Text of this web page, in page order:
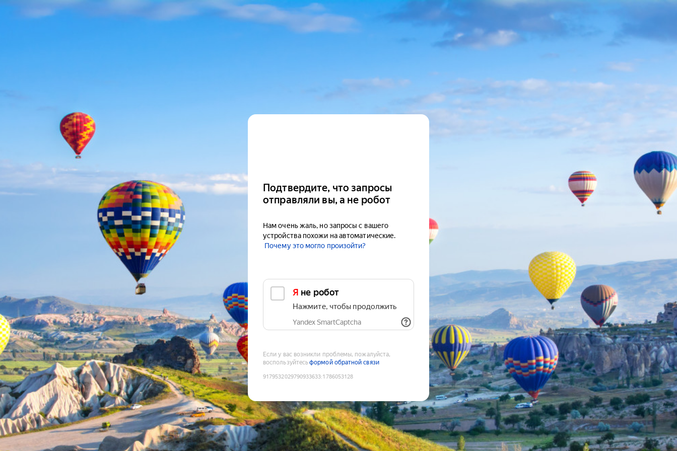
Подтвердите, что запросы
отправляли вы, а не робот
Нам очень жаль, но запросы с вашего
устройства похожи на автоматические.
Почему это могло произойти?
Я не робот
Нажмите, чтобы продолжить
Yandex SmartCaptcha
Если у вас возникли проблемы, пожалуйста,
воспользуйтесьформой обратной связи
9179532029790933633:1786053128